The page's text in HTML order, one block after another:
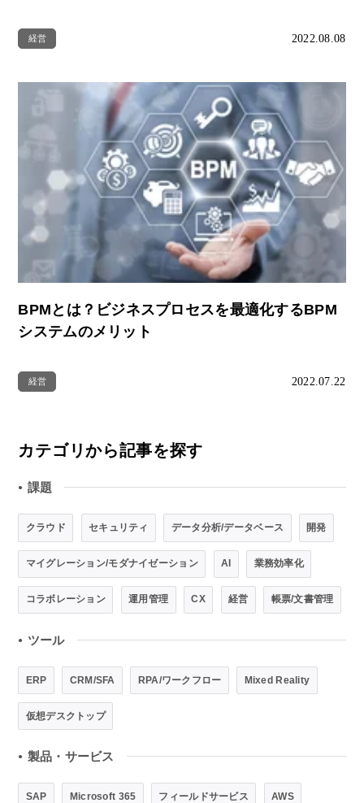
経営 2022.08.08
BPMとは？ビジネスプロセスを最適化するBPM
システムのメリット
経営 2022.07.22
カテゴリから記事を探す
● 課題
クラウド セキュリティ データ分析/データベース 開発
マイグレーション/モダナイゼーション AI 業務効率化
コラボレーション 運用管理 CX 経営 帳票/文書管理
● ツール
ERP CRM/SFA RPA/ワークフロー Mixed Reality
仮想デスクトップ
● 製品・サービス
SAP Microsoft 365 フィールドサービス AWS